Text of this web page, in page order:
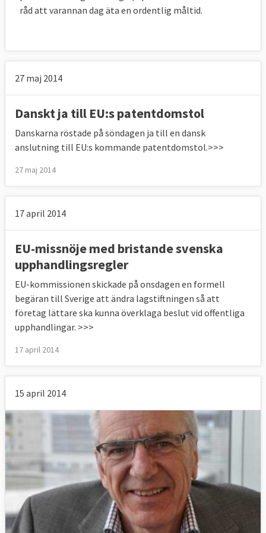
råd att varannan dag äta en ordentlig måltid.
27 maj 2014
Danskt ja till EU:s patentdomstol
Danskarna röstade på söndagen ja till en dansk
anslutning till EU:s kommande patentdomstol.>>>
27 maj 2014
17 april 2014
EU-missnöje med bristande svenska
upphandlingsregler
EU-kommissionen skickade på onsdagen en formell
begäran till Sverige att ändra lagstiftningen så att
företag lättare ska kunna överklaga beslut vid offentliga
upphandlingar. >>>
17 april 2014
15 april 2014